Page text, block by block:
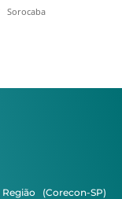
Sorocaba
(Corecon-SP)